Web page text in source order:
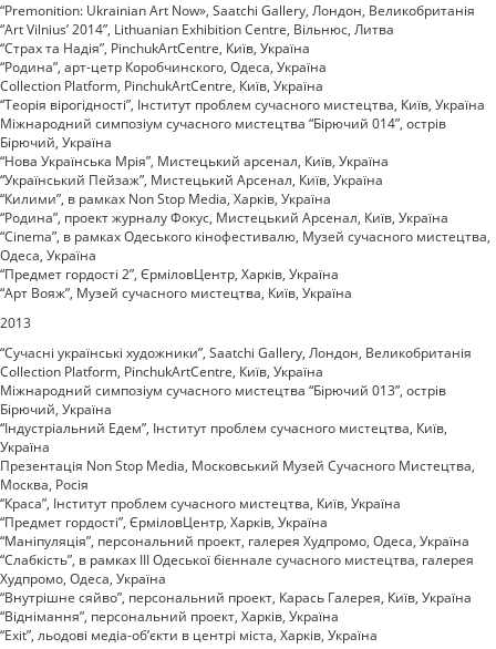
“Premonition: Ukrainian Art Now», Saatchi Gallery, Лондон, Великобританія
“Art Vilnius’ 2014”, Lithuanian Exhibition Centre, Вільнюс, Литва
“Страх та Надія”, PinchukArtCentre, Київ, Україна
“Родина”, арт-цетр Коробчинского, Одеса, Україна
Collection Platform, PinchukArtCentre, Київ, Україна
“Теорія вірогідності”, Інститут проблем сучасного мистецтва, Київ, Україна
Міжнародний симпозіум сучасного мистецтва “Бірючий 014”, острів
Бірючий, Україна
“Нова Українська Мрія”, Мистецький арсенал, Київ, Україна
“Український Пейзаж”, Мистецький Арсенал, Київ, Україна
“Килими”, в рамках Non Stop Media, Харків, Україна
“Родина”, проект журналу Фокус, Мистецький Арсенал, Київ, Україна
“Cinema”, в рамках Одеського кінофестивалю, Музей сучасного мистецтва,
Одеса, Україна
“Предмет гордості 2”, ЄрміловЦентр, Харків, Україна
“Арт Вояж”, Музей сучасного мистецтва, Київ, Україна
2013
“Сучасні українські художники”, Saatchi Gallery, Лондон, Великобританія
Collection Platform, PinchukArtCentre, Київ, Україна
Міжнародний симпозіум сучасного мистецтва “Бірючий 013”, острів
Бірючий, Україна
“Індустріальний Едем”, Інститут проблем сучасного мистецтва, Київ,
Україна
Презентація Non Stop Media, Московський Музей Сучасного Мистецтва,
Москва, Росія
“Краса”, Інститут проблем сучасного мистецтва, Київ, Україна
“Предмет гордості”, ЄрміловЦентр, Харків, Україна
“Маніпуляція”, персональний проект, галерея Худпромо, Одеса, Україна
“Слабкість”, в рамках ІІІ Одеської бієннале сучасного мистецтва, галерея
Худпромо, Одеса, Україна
“Внутрішне сяйво”, персональний проект, Карась Галерея, Київ, Україна
“Віднімання”, персональний проект, Харків, Україна
“Exit”, льодові медіа-об’єкти в центрі міста, Харків, Україна